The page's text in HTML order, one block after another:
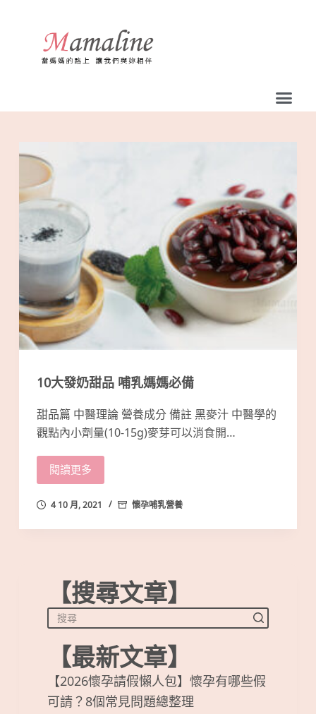
容
10大發奶甜品 哺乳媽媽必備
甜品篇 中醫理論 營養成分 備註 黑麥汁 中醫學的
觀點內小劑量(10-15g)麥芽可以消食開…
閱讀更多
4 10 月, 2021 懷孕哺乳營養
【搜尋文章】
【最新文章】
【2026懷孕請假懶人包】懷孕有哪些假
可請？8個常見問題總整理